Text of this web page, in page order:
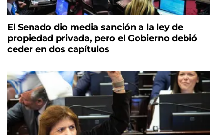
El Senado dio media sanción a la ley de
propiedad privada, pero el Gobierno debió
ceder en dos capítulos